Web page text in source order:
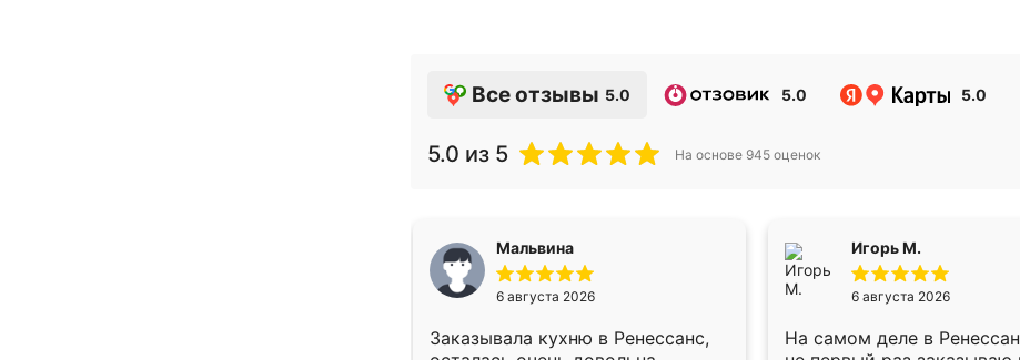
Все отзывы 5.0 5.0 5.0
5.0 из 5 На основе 945 оценок
Мальвина
6 августа 2026
Заказывала кухню в Ренессанс,
Игорь М.
6 августа 2026
На самом деле в